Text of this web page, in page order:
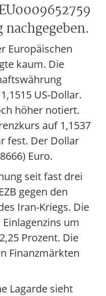
Europäischen
kaum. Die
US-Dollar.
höher notiert.
auf 1,1537
fest. Der Dollar
Euro.
seit fast drei
gegen den
Iran-Kriegs. Die
um
Prozent. Die
Finanzmärkten
Lagarde sieht